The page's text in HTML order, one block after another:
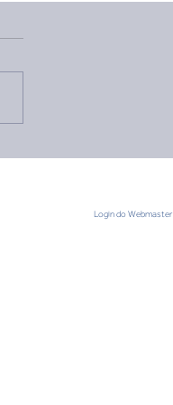
Login do Webmaster